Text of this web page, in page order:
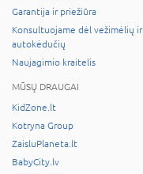
Garantija ir priežiūra
Konsultuojame dėl vežimėlių ir
autokėdučių
Naujagimio kraitelis
MŪSŲ DRAUGAI
KidZone.lt
Kotryna Group
ZaisluPlaneta.lt
BabyCity.lv